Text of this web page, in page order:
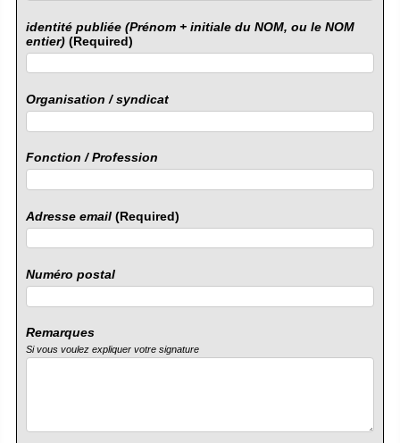
identité publiée (Prénom + initiale du NOM, ou le NOM
entier) (Required)
Organisation / syndicat
Fonction / Profession
Adresse email (Required)
Numéro postal
Remarques
Si vous voulez expliquer votre signature